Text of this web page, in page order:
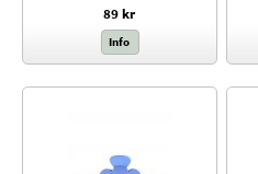
89 kr
Info